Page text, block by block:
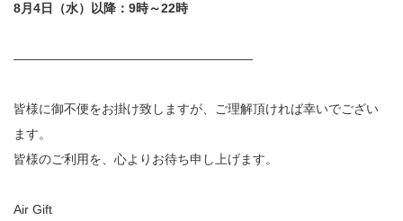
8月4日（水）以降：9時～22時
———————————————————
皆様に御不便をお掛け致しますが、ご理解頂ければ幸いでござい
ます。
皆様のご利用を、心よりお待ち申し上げます。
Air Gift